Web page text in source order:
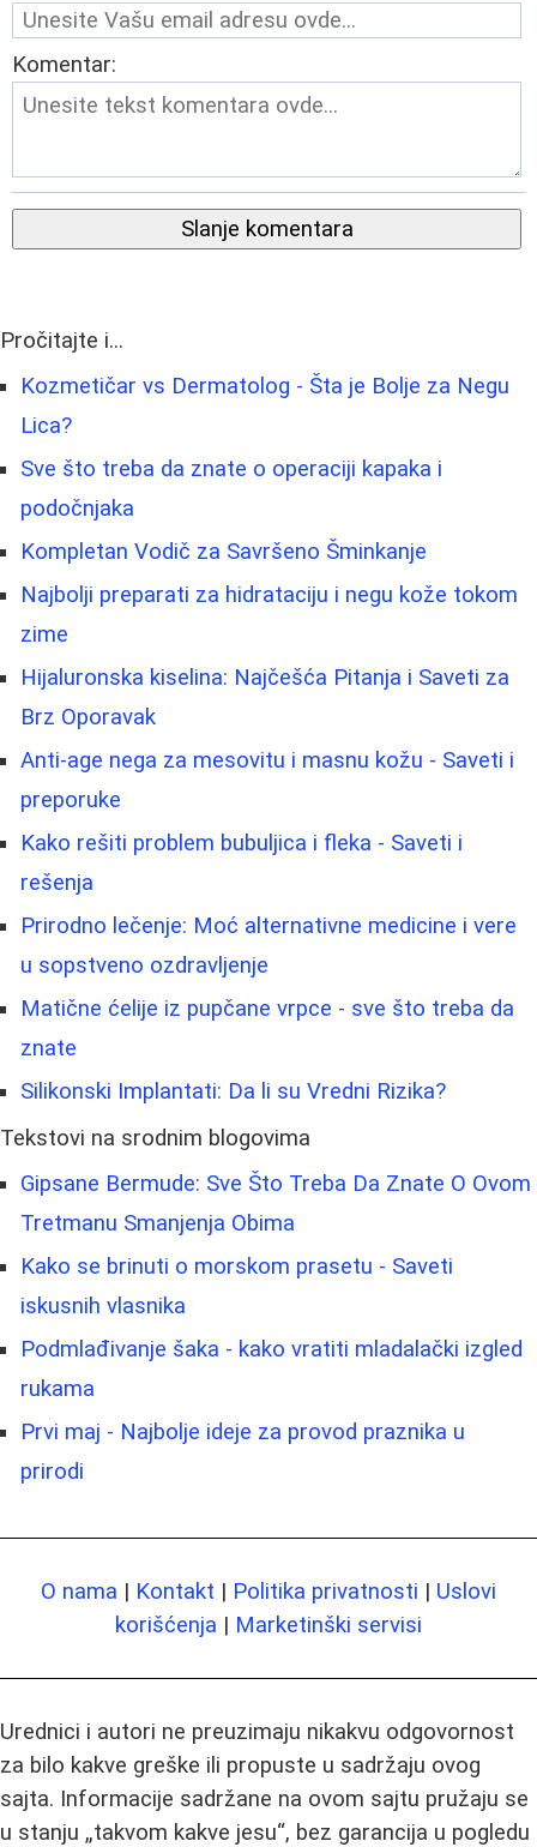
Komentar:
Slanje komentara
Pročitajte i...
Kozmetičar vs Dermatolog - Šta je Bolje za Negu
Lica?
Sve što treba da znate o operaciji kapaka i
podočnjaka
Kompletan Vodič za Savršeno Šminkanje
Najbolji preparati za hidrataciju i negu kože tokom
zime
Hijaluronska kiselina: Najčešća Pitanja i Saveti za
Brz Oporavak
Anti-age nega za mesovitu i masnu kožu - Saveti i
preporuke
Kako rešiti problem bubuljica i fleka - Saveti i
rešenja
Prirodno lečenje: Moć alternativne medicine i vere
u sopstveno ozdravljenje
Matične ćelije iz pupčane vrpce - sve što treba da
znate
Silikonski Implantati: Da li su Vredni Rizika?
Tekstovi na srodnim blogovima
Gipsane Bermude: Sve Što Treba Da Znate O Ovom
Tretmanu Smanjenja Obima
Kako se brinuti o morskom prasetu - Saveti
iskusnih vlasnika
Podmlađivanje šaka - kako vratiti mladalački izgled
rukama
Prvi maj - Najbolje ideje za provod praznika u
prirodi
O nama | Kontakt | Politika privatnosti | Uslovi
korišćenja | Marketinški servisi
Urednici i autori ne preuzimaju nikakvu odgovornost
za bilo kakve greške ili propuste u sadržaju ovog
sajta. Informacije sadržane na ovom sajtu pružaju se
u stanju „takvom kakve jesu“, bez garancija u pogledu